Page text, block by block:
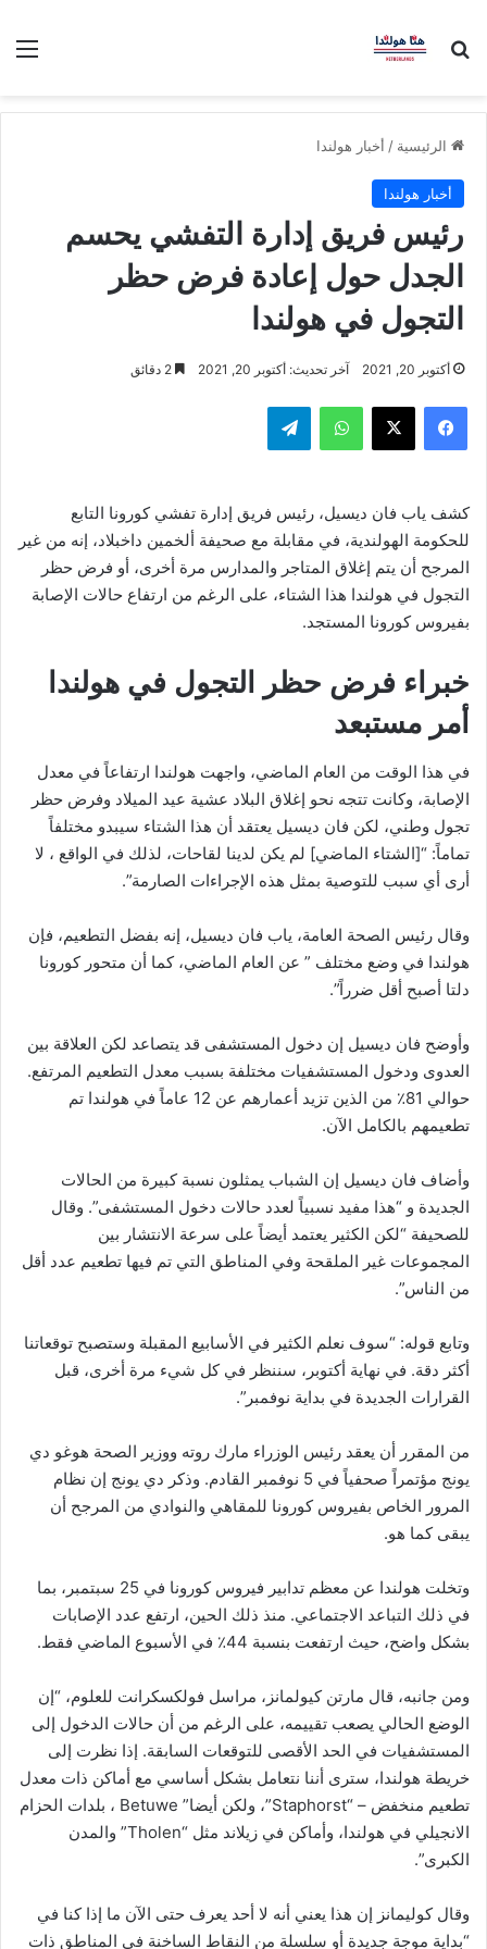
بحث عن
الرئيسية / أخبار هولندا
أخبار هولندا
رئيس فريق إدارة التفشي يحسم
الجدل حول إعادة فرض حظر
التجول في هولندا
أكتوبر 20, 2021 آخر تحديث: أكتوبر 20, 2021
فيسبوك ‫X واتساب تيلقرام
كشف ياب فان ديسيل، رئيس فريق إدارة تفشي كورونا التابع
للحكومة الهولندية، في مقابلة مع صحيفة ألخمين داخبلاد، إنه من غير
المرجح أن يتم إغلاق المتاجر والمدارس مرة أخرى، أو فرض حظر
التجول في هولندا هذا الشتاء، على الرغم من ارتفاع حالات الإصابة
بفيروس كورونا المستجد.
خبراء فرض حظر التجول في هولندا
أمر مستبعد
في هذا الوقت من العام الماضي، واجهت هولندا ارتفاعاً في معدل
الإصابة، وكانت تتجه نحو إغلاق البلاد عشية عيد الميلاد وفرض حظر
تجول وطني، لكن فان ديسيل يعتقد أن هذا الشتاء سيبدو مختلفاً
تماماً: “[الشتاء الماضي] لم يكن لدينا لقاحات، لذلك في الواقع ، لا
أرى أي سبب للتوصية بمثل هذه الإجراءات الصارمة”.
وقال رئيس الصحة العامة، ياب فان ديسيل، إنه بفضل التطعيم، فإن
هولندا في وضع مختلف ” عن العام الماضي، كما أن متحور كورونا
دلتا أصبح أقل ضرراً”.
وأوضح فان ديسيل إن دخول المستشفى قد يتصاعد لكن العلاقة بين
العدوى ودخول المستشفيات مختلفة بسبب معدل التطعيم المرتفع.
حوالي 81٪ من الذين تزيد أعمارهم عن 12 عاماً في هولندا تم
تطعيمهم بالكامل الآن.
وأضاف فان ديسيل إن الشباب يمثلون نسبة كبيرة من الحالات
الجديدة و “هذا مفيد نسبياً لعدد حالات دخول المستشفى”. وقال
للصحيفة “لكن الكثير يعتمد أيضاً على سرعة الانتشار بين
المجموعات غير الملقحة وفي المناطق التي تم فيها تطعيم عدد أقل
من الناس”.
وتابع قوله: “سوف نعلم الكثير في الأسابيع المقبلة وستصبح توقعاتنا
أكثر دقة. في نهاية أكتوبر، سننظر في كل شيء مرة أخرى، قبل
القرارات الجديدة في بداية نوفمبر”.
من المقرر أن يعقد رئيس الوزراء مارك روته ووزير الصحة هوغو دي
يونج مؤتمراً صحفياً في 5 نوفمبر القادم. وذكر دي يونج إن نظام
المرور الخاص بفيروس كورونا للمقاهي والنوادي من المرجح أن
يبقى كما هو.
وتخلت هولندا عن معظم تدابير فيروس كورونا في 25 سبتمبر، بما
في ذلك التباعد الاجتماعي. منذ ذلك الحين، ارتفع عدد الإصابات
بشكل واضح، حيث ارتفعت بنسبة 44٪ في الأسبوع الماضي فقط.
ومن جانبه، قال مارتن كيولمانز، مراسل فولكسكرانت للعلوم، “إن
الوضع الحالي يصعب تقييمه، على الرغم من أن حالات الدخول إلى
المستشفيات في الحد الأقصى للتوقعات السابقة. إذا نظرت إلى
خريطة هولندا، سترى أننا نتعامل بشكل أساسي مع أماكن ذات معدل
تطعيم منخفض – “Staphorst”، ولكن أيضا” Betuwe ، بلدات الحزام
الانجيلي في هولندا، وأماكن في زيلاند مثل “Tholen” والمدن
الكبرى”.
وقال كوليمانز إن هذا يعني أنه لا أحد يعرف حتى الآن ما إذا كنا في
“بداية موجة جديدة أو سلسلة من النقاط الساخنة في المناطق ذات